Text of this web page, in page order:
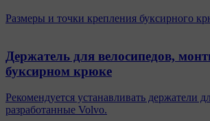
Размеры и точки крепления буксирного
Держатель для велосипедов,
буксирном крюке
Рекомендуется устанавливать держатели
разработанные Volvo.